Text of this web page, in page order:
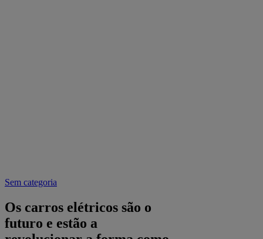
Sem categoria
Os carros elétricos são o
futuro e estão a